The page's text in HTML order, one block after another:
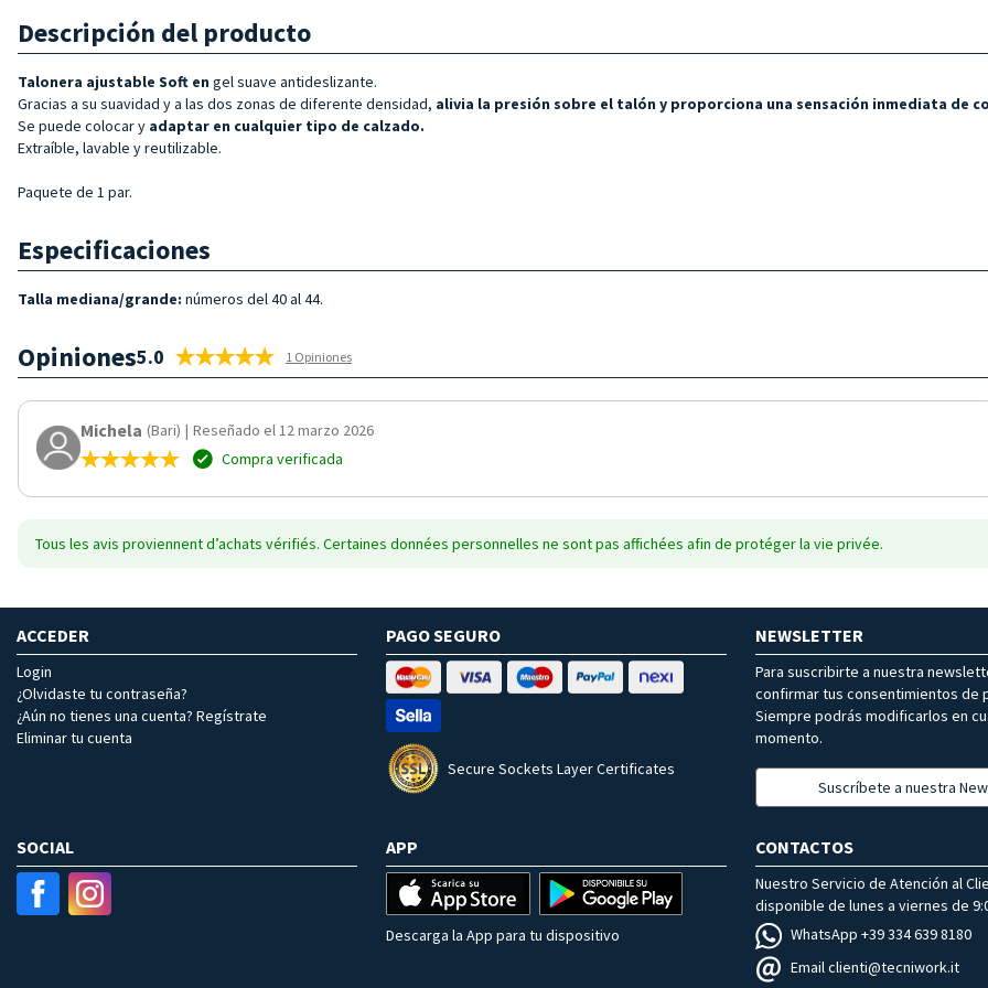
Descripción del producto
Talonera ajustable Soft en gel suave antideslizante.
Gracias a su suavidad y a las dos zonas de diferente densidad, alivia la presión sobre el talón y proporciona una sensación inmediata de
Se puede colocar y adaptar en cualquier tipo de calzado.
Extraíble, lavable y reutilizable.
Paquete de 1 par.
Especificaciones
Talla mediana/grande: números del 40 al 44.
Opiniones5.0 1 Opiniones
Michela (Bari) | Reseñado el 12 marzo 2026
Compra verificada
Tous les avis proviennent d’achats vérifiés. Certaines données personnelles ne sont pas affichées afin de protéger la vie privée.
ACCEDER
Login
¿Olvidaste tu contraseña?
¿Aún no tienes una cuenta? Regístrate
Eliminar tu cuenta
PAGO SEGURO
Secure Sockets Layer Certificates
NEWSLETTER
Para suscribirte a nuestra
confirmar tus consentimientos de
Siempre podrás modificarlos en
momento.
Suscríbete a nuestra
SOCIAL APP
Descarga la App para tu dispositivo
CONTACTOS
Nuestro Servicio de Atención al
disponible de lunes a viernes de
WhatsApp +39 334 639 8180
Email clienti@tecniwork.it